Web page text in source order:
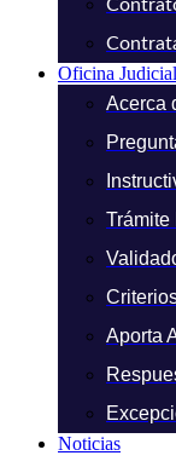
Oficina Judicial
Acerca
Trámite
Aporta
Noticias